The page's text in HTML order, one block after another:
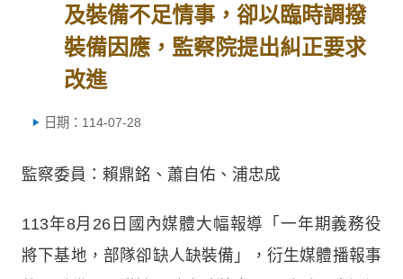
及裝備不足情事，卻以臨時調撥
裝備因應，監察院提出糾正要求
改進
日期：114-07-28
監察委員：賴鼎銘、蕭自佑、浦忠成
113年8月26日國內媒體大幅報導「一年期義務役
將下基地，部隊卻缺人缺裝備」，衍生媒體播報事